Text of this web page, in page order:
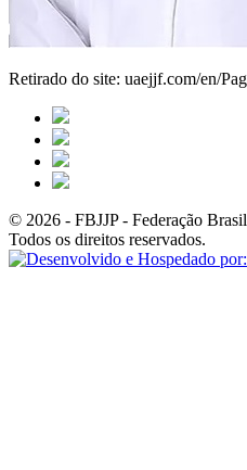
Retirado do site: uaejjf.com/en/
© 2026 - FBJJP - Federação
Todos os direitos reservados.